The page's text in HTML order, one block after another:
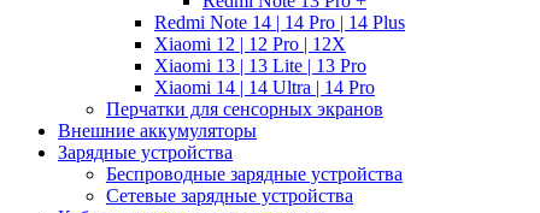
Redmi Note 14 | 14 Pro | 14 Plus
Xiaomi 12 | 12 Pro | 12X
Xiaomi 13 | 13 Lite | 13 Pro
Xiaomi 14 | 14 Ultra | 14 Pro
Перчатки для сенсорных экранов
Внешние аккумуляторы
Зарядные устройства
Беспроводные зарядные устройства
Сетевые зарядные устройства